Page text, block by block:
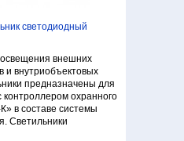
светодиодный
внешних
и внутриобъектовых
предназначены для
охранного
в составе системы
Светильники